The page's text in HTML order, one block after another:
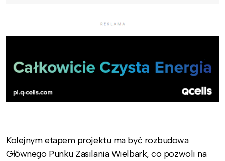
Kolejnym etapem projektu ma być rozbudowa
Głównego Punku Zasilania Wielbark, co pozwoli na